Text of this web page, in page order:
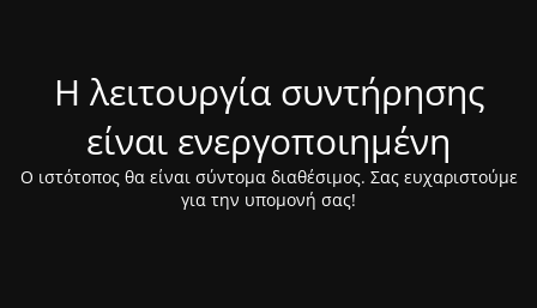
Η λειτουργία συντήρησης
είναι ενεργοποιημένη
Ο ιστότοπος θα είναι σύντομα διαθέσιμος. Σας ευχαριστούμε
για την υπομονή σας!